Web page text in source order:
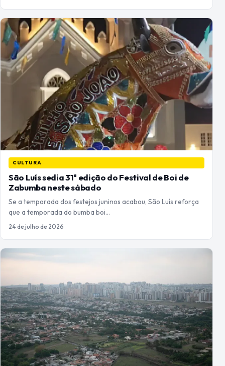
CULTURA
São Luís sedia 31ª edição do Festival de Boi de
Zabumba neste sábado
Se a temporada dos festejos juninos acabou, São Luís reforça
que a temporada do bumba boi…
24 de julho de 2026